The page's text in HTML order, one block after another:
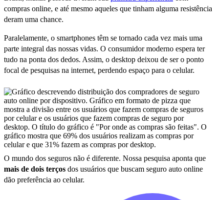
compras online, e até mesmo aqueles que tinham alguma resistência
deram uma chance.
Paralelamente, o smartphones têm se tornado cada vez mais uma
parte integral das nossas vidas. O consumidor moderno espera ter
tudo na ponta dos dedos. Assim, o desktop deixou de ser o ponto
focal de pesquisas na internet, perdendo espaço para o celular.
O mundo dos seguros não é diferente. Nossa pesquisa aponta que
mais de dois terços dos usuários que buscam seguro auto online
dão preferência ao celular.